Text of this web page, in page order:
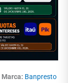
Marca: Banpresto